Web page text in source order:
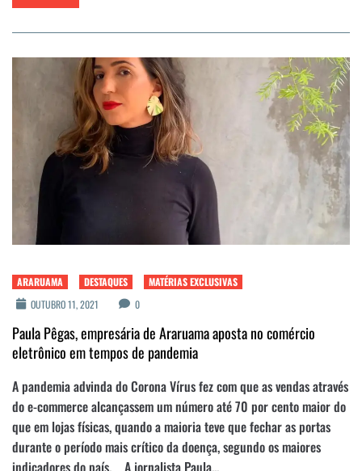
ARARUAMA DESTAQUES
MATÉRIAS EXCLUSIVAS
OUTUBRO 11, 2021
0
Paula Pêgas, empresária de Araruama aposta no comércio
eletrônico em tempos de pandemia
A pandemia advinda do Corona Vírus fez com que as vendas através
do e-commerce alcançassem um número até 70 por cento maior do
que em lojas físicas, quando a maioria teve que fechar as portas
durante o período mais crítico da doença, segundo os maiores
indicadores do país. A jornalista Paula...